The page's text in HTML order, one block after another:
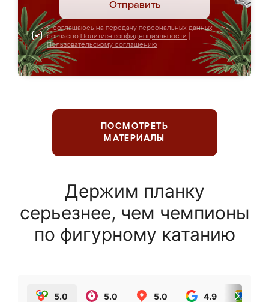
Отправить
Я соглашаюсь на передачу персональных данных
согласно Политике конфиденциальности
Пользовательскому соглашению
ПОСМОТРЕТЬ
МАТЕРИАЛЫ
Держим планку
серьезнее, чем чемпионы
по фигурному катанию
5.0 5.0 5.0 4.9